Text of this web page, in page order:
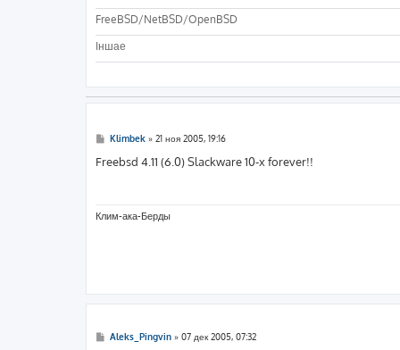
FreeBSD/NetBSD/OpenBSD
Iншае
С
о
б
и
е
Klimbek» 21 ноя 2005, 19:16
Freebsd 4.11 (6.0) Slackware 10-x forever!!
Клим-ака-Берды
СAleks_Pingvin» 07 дек 2005, 07:32